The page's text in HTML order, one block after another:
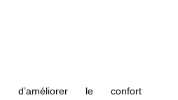
d’améliorer le confort